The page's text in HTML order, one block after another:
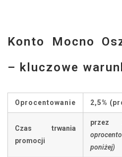
Konto Mocno
– kluczowe
Oprocentowanie 2,5%
Czas trwania
promocji
przez
poniżej)